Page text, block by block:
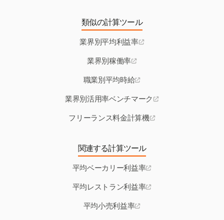
類似の計算ツール
業界別平均利益率
業界別稼働率
職業別平均時給
業界別活用率ベンチマーク
フリーランス料金計算機
関連する計算ツール
平均ベーカリー利益率
平均レストラン利益率
平均小売利益率